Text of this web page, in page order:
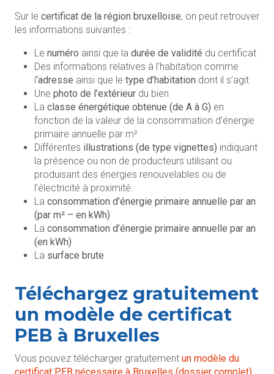
Sur le certificat de la région bruxelloise, on peut retrouver
les informations suivantes :
Le numéro ainsi que la durée de validité du certificat
Des informations relatives à l’habitation comme
‘adresse ainsi que le type d’habitation dont il s’agit
Une photo de l’extérieur du bien
La classe énergétique obtenue (de A à G) en
fonction de la valeur de la consommation d’énergie
primaire annuelle par m²
Différentes illustrations (de type vignettes) indiquant
la présence ou non de producteurs utilisant ou
produisant des énergies renouvelables ou de
l’électricité à proximité.
La consommation d’énergie primaire annuelle par an
(par m² – en kWh)
La consommation d’énergie primaire annuelle par an
(en kWh)
La surface brute
Téléchargez gratuitement
un modèle de certificat
PEB à Bruxelles
Vous pouvez télécharger gratuitement un modèle du